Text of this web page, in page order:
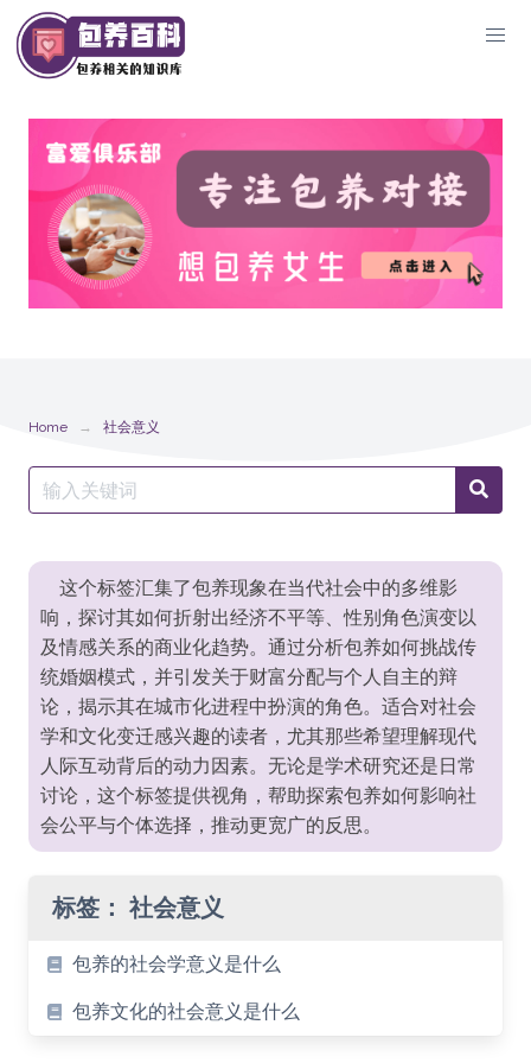
Skip
to
content
Home 社会意义
Search
for:
这个标签汇集了包养现象在当代社会中的多维影
响，探讨其如何折射出经济不平等、性别角色演变以
及情感关系的商业化趋势。通过分析包养如何挑战传
统婚姻模式，并引发关于财富分配与个人自主的辩
论，揭示其在城市化进程中扮演的角色。适合对社会
学和文化变迁感兴趣的读者，尤其那些希望理解现代
人际互动背后的动力因素。无论是学术研究还是日常
讨论，这个标签提供视角，帮助探索包养如何影响社
会公平与个体选择，推动更宽广的反思。
标签： 社会意义
包养的社会学意义是什么
包养文化的社会意义是什么